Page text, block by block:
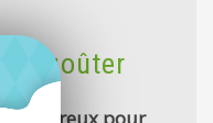
le goûter
nombreux pour